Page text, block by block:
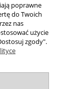
poprawne
do Twoich
nas
użycie
zgody".